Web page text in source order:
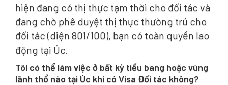
hiện đang có thị thực tạm thời cho đối tác và
đang chờ phê duyệt thị thực thường trú cho
đối tác (diện 801/100), bạn có toàn quyền lao
động tại Úc.
Tôi có thể làm việc ở bất kỳ tiểu bang hoặc vùng
lãnh thổ nào tại Úc khi có Visa Đối tác không?